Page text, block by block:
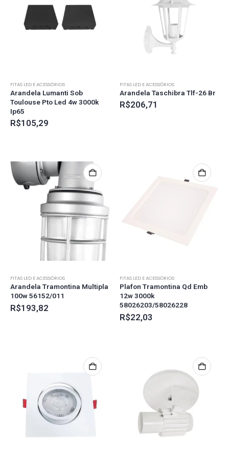
FITAS LED E ACESSÓRIOS
Arandela Lumanti Sob
Toulouse Pto Led 4w 3000k
Ip65
R$105,29
FITAS LED E ACESSÓRIOS
Arandela Taschibra Tlf-26 Br
R$206,71
FITAS LED E ACESSÓRIOS
Arandela Tramontina Multipla
100w 56152/011
R$193,82
FITAS LED E ACESSÓRIOS
Plafon Tramontina Qd Emb
12w 3000k
58026203/58026228
R$22,03